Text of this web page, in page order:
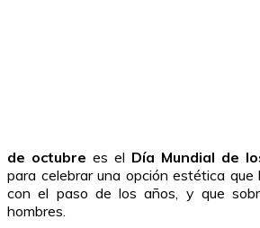
de octubre es el Día Mundial de
para celebrar una opción estética que
con el paso de los años, y que
hombres.